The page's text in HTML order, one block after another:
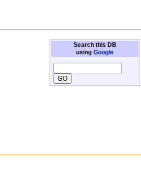
Search this DB
using Google